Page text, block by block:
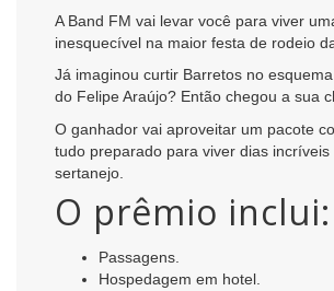
A Band FM vai levar você para viver
inesquecível na maior festa de rodeio
Já imaginou curtir Barretos no
do Felipe Araújo? Então chegou a sua
O ganhador vai aproveitar um pacote
tudo preparado para viver dias incríveis
sertanejo.
O prêmio inclui:
Passagens.
Hospedagem em hotel.